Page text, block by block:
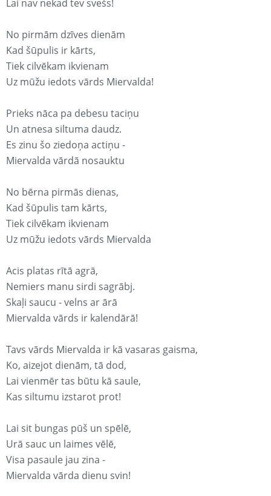
Lai nav nekad tev svešs!
No pirmām dzīves dienām
Kad šūpulis ir kārts,
Tiek cilvēkam ikvienam
Uz mūžu iedots vārds Miervalda!
Prieks nāca pa debesu taciņu
Un atnesa siltuma daudz.
Es zinu šo ziedoņa actiņu -
Miervalda vārdā nosauktu
No bērna pirmās dienas,
Kad šūpulis tam kārts,
Tiek cilvēkam ikvienam
Uz mūžu iedots vārds Miervalda
Acis platas rītā agrā,
Nemiers manu sirdi sagrābj.
Skaļi saucu - velns ar ārā
Miervalda vārds ir kalendārā!
Tavs vārds Miervalda ir kā vasaras gaisma,
Ko, aizejot dienām, tā dod,
Lai vienmēr tas būtu kā saule,
Kas siltumu izstarot prot!
Lai sit bungas pūš un spēlē,
Urā sauc un laimes vēlē,
Visa pasaule jau zina -
Miervalda vārda dienu svin!